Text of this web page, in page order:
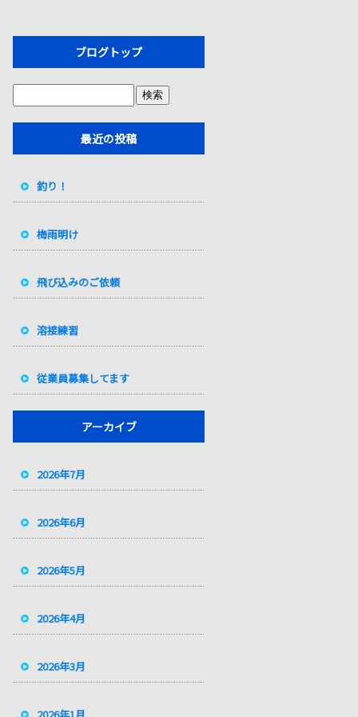
ブログトップ
最近の投稿
釣り！
梅雨明け
飛び込みのご依頼
溶接練習
従業員募集してます
アーカイブ
2026年7月
2026年6月
2026年5月
2026年4月
2026年3月